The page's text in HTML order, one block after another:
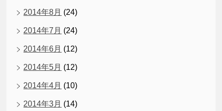
2014年8月 (24)
2014年7月 (24)
2014年6月 (12)
2014年5月 (12)
2014年4月 (10)
2014年3月 (14)